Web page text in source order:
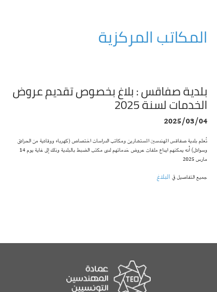
المكاتب المركزية
بلدية صفاقس : بلاغ بخصوص تقديم عروض
الخدمات لسنة 2025
2025/03/04
تُعلم بلدية صفاقس المهندسين المستشارين ومكاتب الدراسات اختصاص (كهرباء ووقائية من الحرائق
وسوائل) أنه يمكنهم ايداع ملفات عروض خدماتهم لدى مكتب الضبط بالبلدية وذلك إلى غاية يوم 14
مارس 2025
جميع التفاصيل في البلاغ